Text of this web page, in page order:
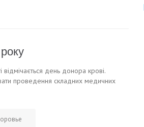
день донора крові.
проведення складних медичних